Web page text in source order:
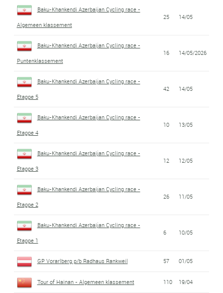
Baku-Khankendi Azerbaijan Cycling race -
Algemeen klassement
25 14/05
Baku-Khankendi Azerbaijan Cycling race -
Puntenklassement
16 14/05/2026
Baku-Khankendi Azerbaijan Cycling race -
Etappe 5
42 14/05
Baku-Khankendi Azerbaijan Cycling race -
Etappe 4
10 13/05
Baku-Khankendi Azerbaijan Cycling race -
Etappe 3
12 12/05
Baku-Khankendi Azerbaijan Cycling race -
Etappe 2
26 11/05
Baku-Khankendi Azerbaijan Cycling race -
Etappe 1
6 10/05
GP Vorarlberg p/b Radhaus Rankweil 57 01/05
Tour of Hainan - Algemeen klassement 110 19/04